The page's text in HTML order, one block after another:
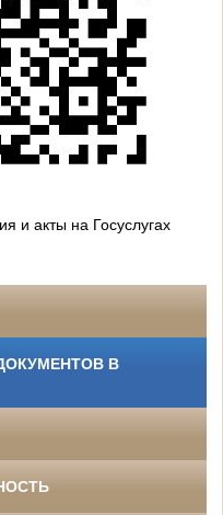
и акты на Госуслугах
В